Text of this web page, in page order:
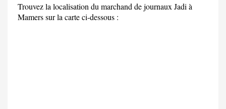
Trouvez la localisation du marchand de journaux Jadi à
Mamers sur la carte ci-dessous :